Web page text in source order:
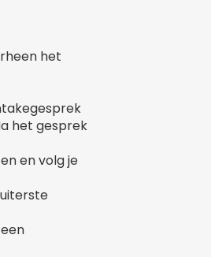
het
het gesprek
en volg je